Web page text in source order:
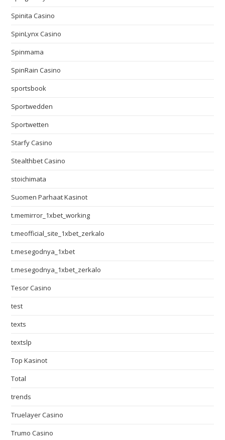
Spinita Casino
SpinLynx Casino
Spinmama
SpinRain Casino
sportsbook
Sportwedden
Sportwetten
Starfy Casino
Stealthbet Casino
stoichimata
Suomen Parhaat Kasinot
t.memirror_1xbet_working
t.meofficial_site_1xbet_zerkalo
t.mesegodnya_1xbet
t.mesegodnya_1xbet_zerkalo
Tesor Casino
test
texts
textslp
Top Kasinot
Total
trends
Truelayer Casino
Trumo Casino